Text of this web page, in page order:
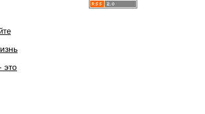
это